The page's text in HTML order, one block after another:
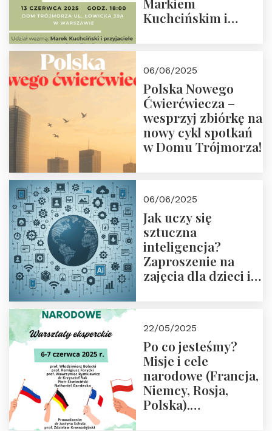
Kuchcińskim i
18:00
06/06/2025
Polska Nowego
Ćwierćwiecza –
wesprzyj zbiórkę na
nowy cykl spotkań
w Domu Trójmorza!
06/06/2025
Jak uczy się
sztuczna
inteligencja?
Zaproszenie na
zajęcia dla dzieci i
22/05/2025
Po co jesteśmy?
Misje i cele
narodowe (Francja,
Niemcy, Rosja,
Polska).